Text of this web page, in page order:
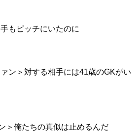
ピッチにいたのに
対する相手には41歳のGKがい
＞俺たちの真似は止めるんだ